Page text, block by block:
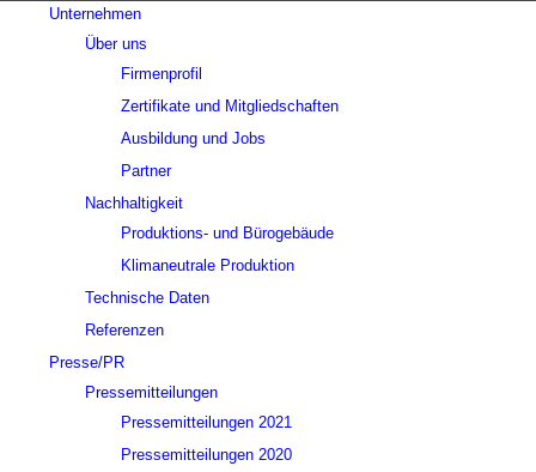
Unternehmen
Über uns
Firmenprofil
Zertifikate und Mitgliedschaften
Ausbildung und Jobs
Partner
Nachhaltigkeit
Produktions- und Bürogebäude
Klimaneutrale Produktion
Technische Daten
Referenzen
Presse/PR
Pressemitteilungen
Pressemitteilungen 2021
Pressemitteilungen 2020